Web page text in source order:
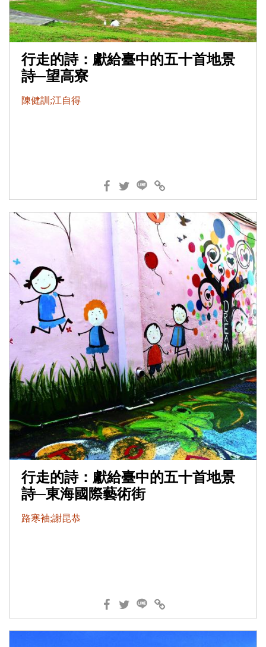
行走的詩：獻給臺中的五十首地景
詩─望高寮
陳健訓;江自得
行走的詩：獻給臺中的五十首地景
詩─東海國際藝術街
路寒袖;謝昆恭